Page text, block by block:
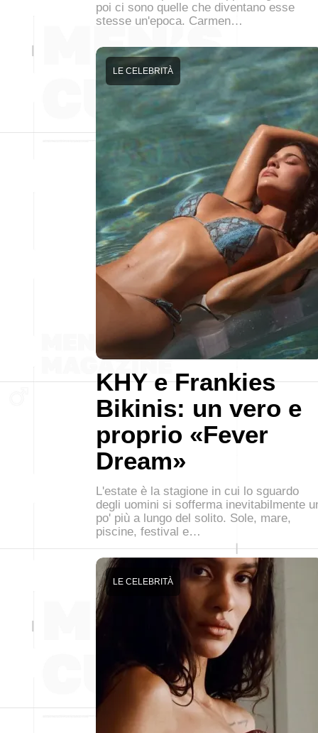
poi ci sono quelle che diventano esse
stesse un'epoca. Carmen…
KHY e Frankies
Bikinis: un vero e
proprio «Fever
Dream»
LE CELEBRITÀ
L'estate è la stagione in cui lo sguardo
degli uomini si sofferma inevitabilmente
po' più a lungo del solito. Sole, mare,
piscine, festival e…
LE CELEBRITÀ